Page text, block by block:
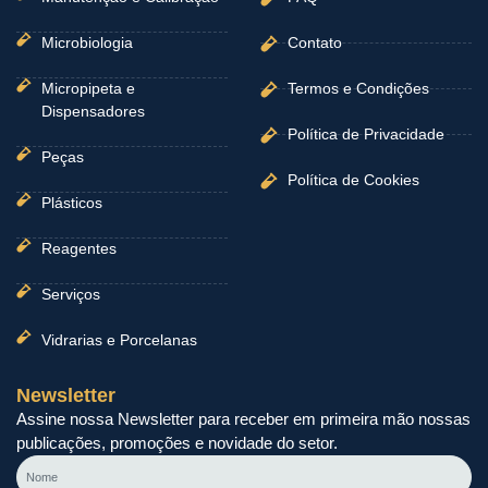
Microbiologia
Micropipeta e
Dispensadores
Peças
Plásticos
Reagentes
Serviços
Vidrarias e Porcelanas
Contato
Termos e Condições
Política de Privacidade
Política de Cookies
Newsletter
Assine nossa Newsletter para receber em primeira mão nossas
publicações, promoções e novidade do setor.
Nome